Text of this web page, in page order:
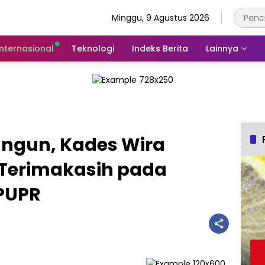
Minggu, 9 Agustus 2026
Teknologi Indeks Berita Lainnya
Kades Wira
pada